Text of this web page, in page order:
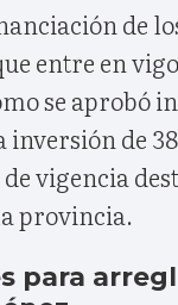
de
entre en
se aprobó
inversión de
vigencia
provincia.
para